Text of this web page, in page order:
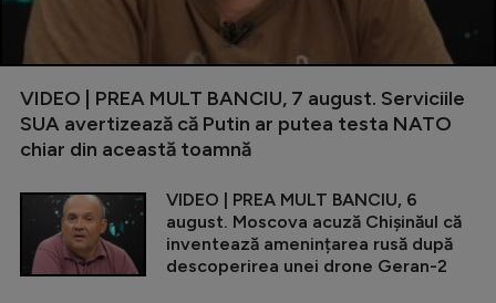
VIDEO | PREA MULT BANCIU, 7 august. Serviciile
SUA avertizează că Putin ar putea testa NATO
chiar din această toamnă
VIDEO | PREA MULT BANCIU, 6
august. Moscova acuză Chișinăul că
inventează amenințarea rusă după
descoperirea unei drone Geran-2